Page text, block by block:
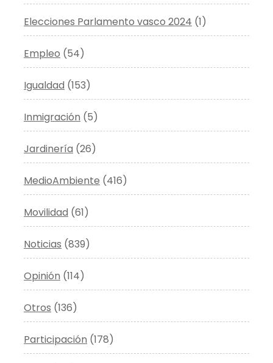
Elecciones Parlamento vasco 2024 (1)
Empleo (54)
Igualdad (153)
Inmigración (5)
Jardinería (26)
MedioAmbiente (416)
Movilidad (61)
Noticias (839)
Opinión (114)
Otros (136)
Participación (178)